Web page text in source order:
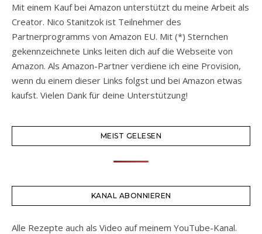
Mit einem Kauf bei Amazon unterstützt du meine Arbeit als
Creator. Nico Stanitzok ist Teilnehmer des
Partnerprogramms von Amazon EU. Mit (*) Sternchen
gekennzeichnete Links leiten dich auf die Webseite von
Amazon. Als Amazon-Partner verdiene ich eine Provision,
wenn du einem dieser Links folgst und bei Amazon etwas
kaufst. Vielen Dank für deine Unterstützung!
MEIST GELESEN
KANAL ABONNIEREN
Alle Rezepte auch als Video auf meinem YouTube-Kanal.